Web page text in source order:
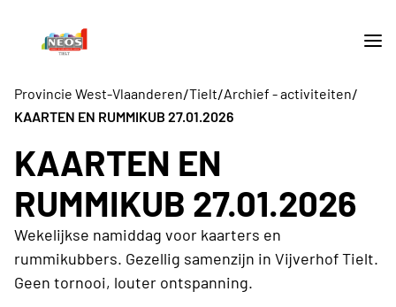
Provincie West-Vlaanderen/Tielt/Archief - activiteiten/
KAARTEN EN RUMMIKUB 27.01.2026
KAARTEN EN
RUMMIKUB 27.01.2026
Wekelijkse namiddag voor kaarters en
rummikubbers. Gezellig samenzijn in Vijverhof Tielt.
Geen tornooi, louter ontspanning.